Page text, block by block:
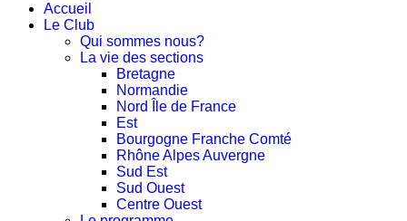
Accueil
Le Club
Qui sommes nous?
La vie des sections
Bretagne
Normandie
Nord Île de France
Est
Bourgogne Franche Comté
Rhône Alpes Auvergne
Sud Est
Sud Ouest
Centre Ouest